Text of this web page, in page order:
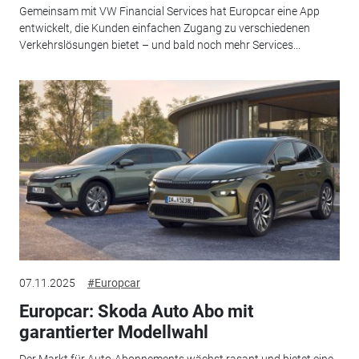
Gemeinsam mit VW Financial Services hat Europcar eine App
entwickelt, die Kunden einfachen Zugang zu verschiedenen
Verkehrslösungen bietet – und bald noch mehr Services...
07.11.2025 #Europcar
Europcar: Skoda Auto Abo mit
garantierter Modellwahl